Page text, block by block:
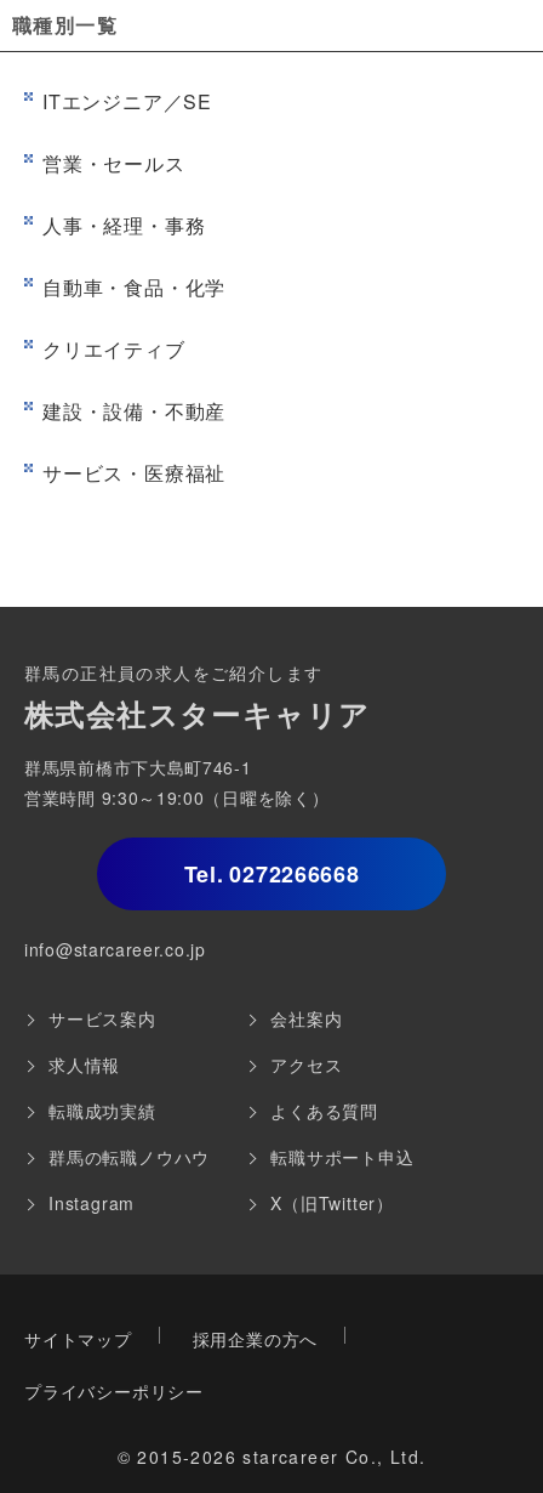
職種別一覧
ITエンジニア／SE
営業・セールス
人事・経理・事務
自動車・食品・化学
クリエイティブ
建設・設備・不動産
サービス・医療福祉
群馬の正社員の求人をご紹介します
株式会社スターキャリア
群馬県前橋市下大島町746-1
営業時間 9:30～19:00（日曜を除く）
Tel. 0272266668
info@starcareer.co.jp
サービス案内
求人情報
転職成功実績
群馬の転職ノウハウ
Instagram
会社案内
アクセス
よくある質問
転職サポート申込
X（旧Twitter）
サイトマップ 採用企業の方へ
プライバシーポリシー
© 2015-2026 starcareer Co., Ltd.